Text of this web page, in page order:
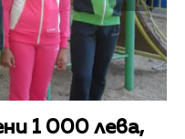
1 000 лева,